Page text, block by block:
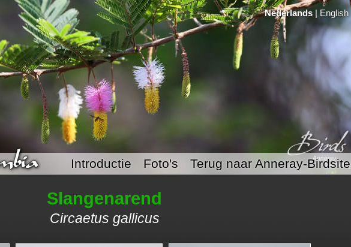
Nederlands |English
Introductie Foto's Terug naar Anneray-Birdsite
Slangenarend
Circaetus gallicus